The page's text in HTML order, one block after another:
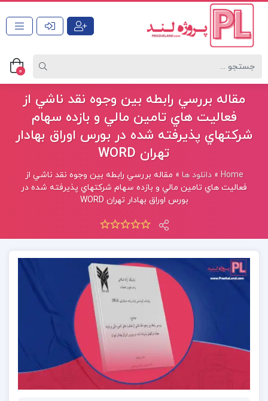
0
مقاله بررسي رابطه بين وجوه نقد ناشي از
فعاليت هاي تامين مالي و بازده سهام
شركتهاي پذيرفته شده در بورس اوراق بهادار
تهران WORD
Home
»دانلود ها » مقاله بررسي رابطه بين وجوه نقد ناشي از
فعاليت هاي تامين مالي و بازده سهام شركتهاي پذيرفته شده در
بورس اوراق بهادار تهران WORD